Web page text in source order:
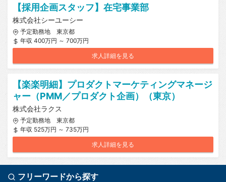
【採用企画スタッフ】在宅事業部
株式会社シーユーシー
予定勤務地 東京都
年収 400万円 ～ 700万円
求人詳細を見る
【楽楽明細】プロダクトマーケティングマネージ
ャー（PMM／プロダクト企画）（東京）
株式会社ラクス
予定勤務地 東京都
年収 525万円 ～ 735万円
求人詳細を見る
フリーワードから探す